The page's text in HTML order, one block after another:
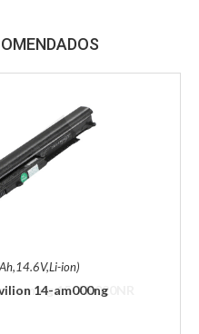
ion)
14-am000ng